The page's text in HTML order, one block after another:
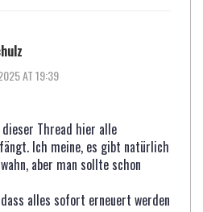
AT 19:39
Thread hier alle
Ich meine, es gibt natürlich
aber man sollte schon
alles sofort erneuert werden